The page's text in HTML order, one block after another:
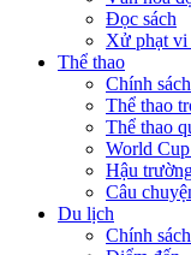
Đọc sách
Xử phạt vi
Thể thao
Chính
Thể thao
Thể thao
World
Hậu
Câu
Du lịch
Chính